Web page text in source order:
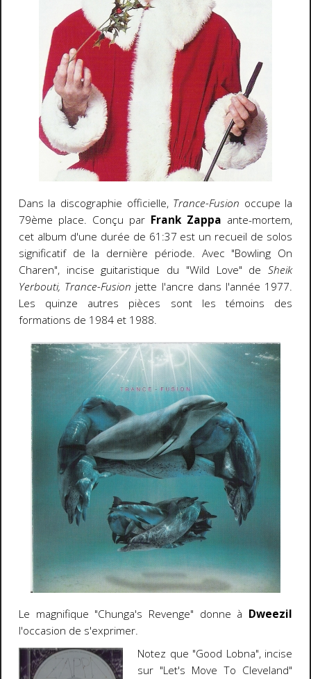
Dans la discographie officielle, Trance-Fusion occupe la
79ème place. Conçu par Frank Zappa ante-mortem,
cet album d'une durée de 61:37 est un recueil de solos
significatif de la dernière période. Avec "Bowling On
Charen", incise guitaristique du "Wild Love" de Sheik
Yerbouti, Trance-Fusion jette l'ancre dans l'année 1977.
Les quinze autres pièces sont les témoins des
formations de 1984 et 1988.
Le magnifique "Chunga's Revenge" donne à Dweezil
l'occasion de s'exprimer.
Notez que "Good Lobna", incise
sur "Let's Move To Cleveland"